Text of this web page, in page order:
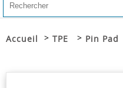
Accueil > TPE > Pin Pad